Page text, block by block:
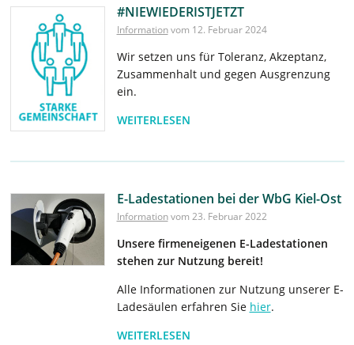
#NIEWIEDERISTJETZT
Informationvom 12. Februar 2024
Wir setzen uns für Toleranz, Akzeptanz,
Zusammenhalt und gegen Ausgrenzung
ein.
WEITERLESEN
E-Ladestationen bei der WbG Kiel-Ost
Informationvom 23. Februar 2022
Unsere firmeneigenen E-Ladestationen
stehen zur Nutzung bereit!
Alle Informationen zur Nutzung unserer E-
Ladesäulen erfahren Sie hier.
WEITERLESEN